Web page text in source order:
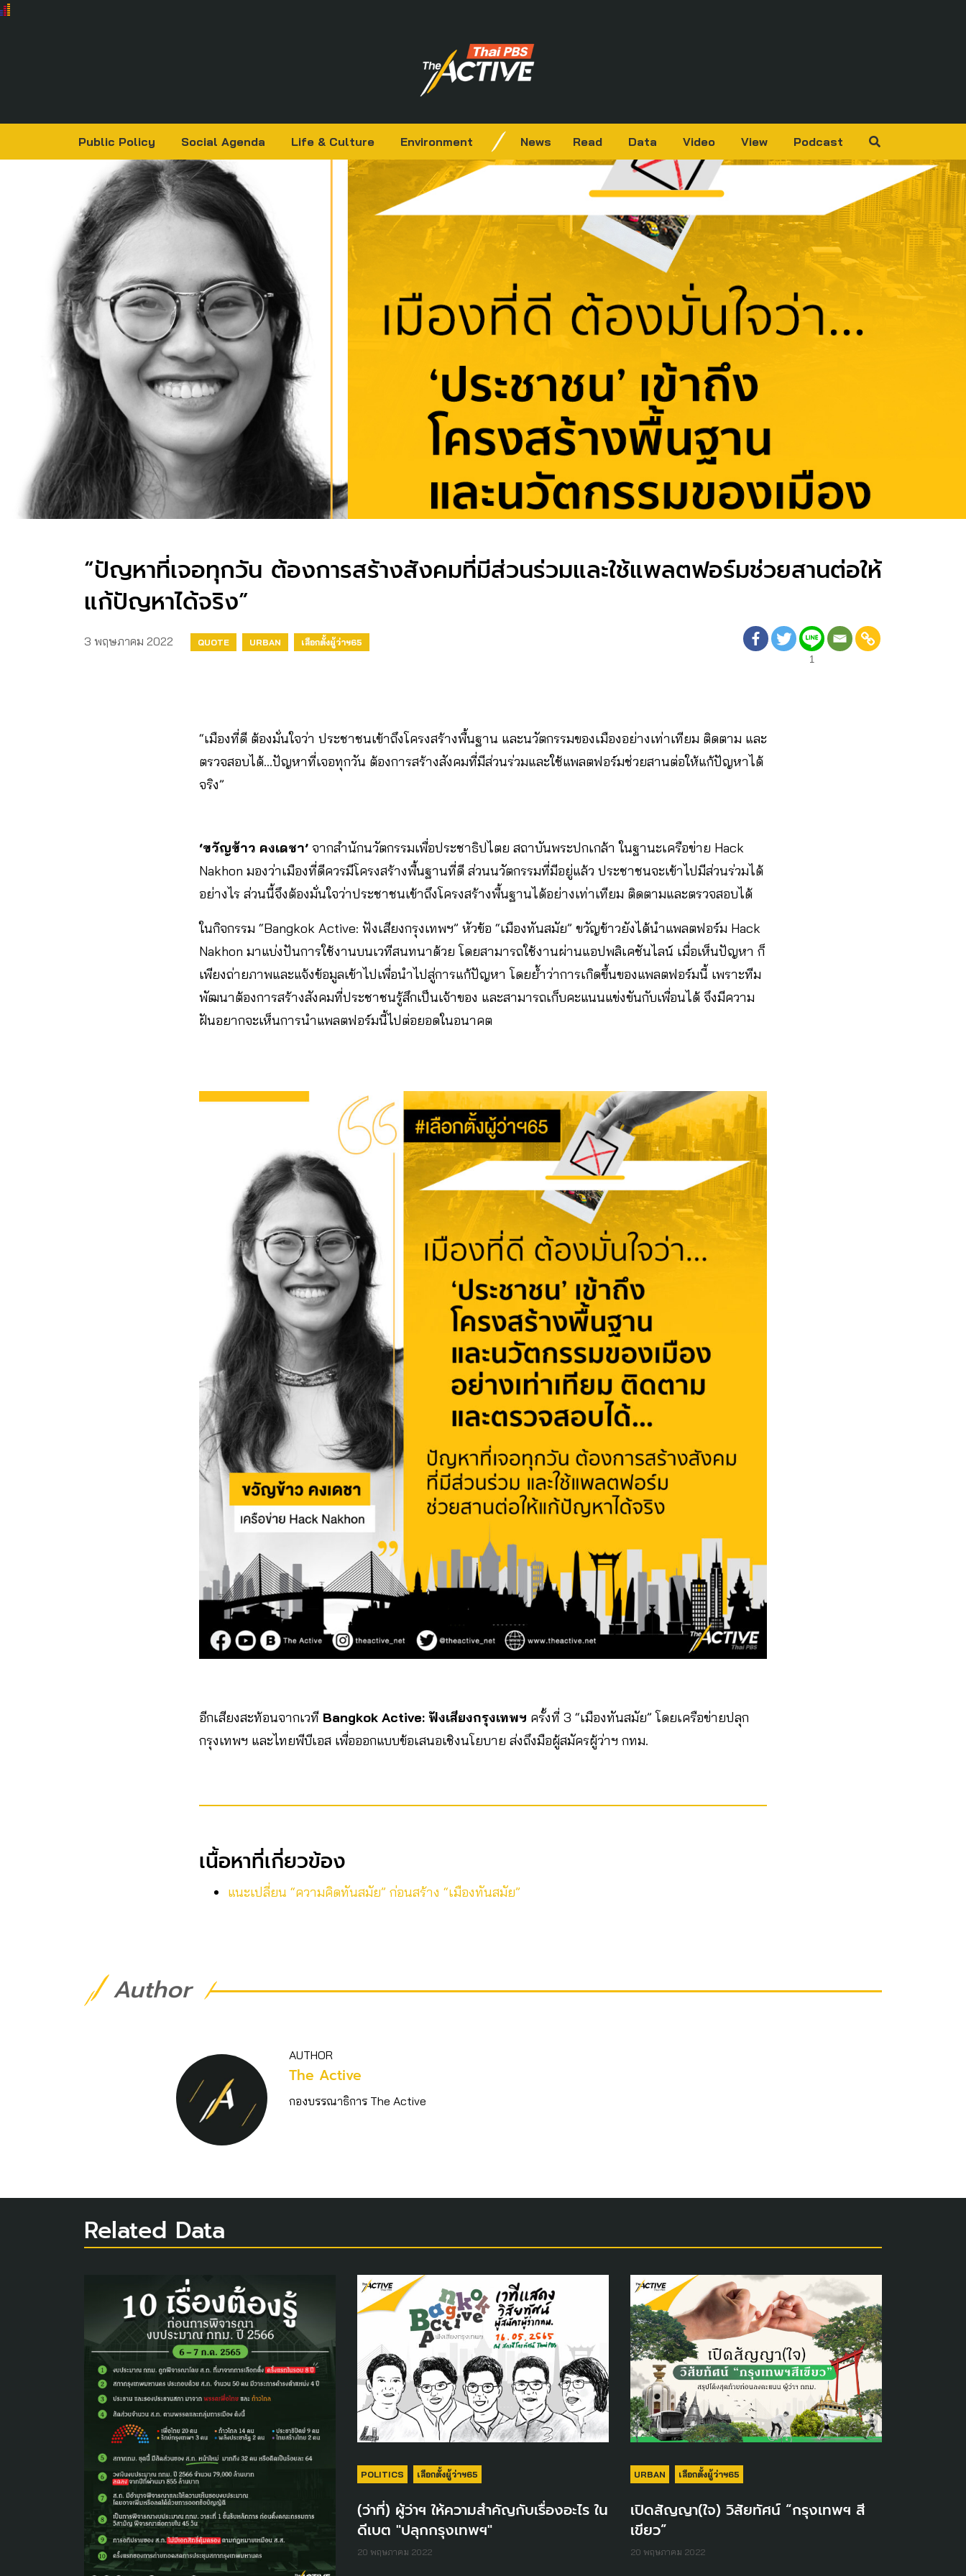
Public Policy Social Agenda Life & Culture Environment News Read Data Video View Podcast
“ปัญหาที่เจอทุกวัน ต้องการสร้างสังคมที่มีส่วนร่วมและใช้แพลตฟอร์มช่วยสานต่อให้
แก้ปัญหาได้จริง”
3 พฤษภาคม 2022 QUOTE URBAN
เลือกตั้งผู้ว่าฯ65
1
“เมืองที่ดี ต้องมั่นใจว่า ประชาชนเข้าถึงโครงสร้างพื้นฐาน และนวัตกรรมของเมืองอย่างเท่าเทียม ติดตาม และ
ตรวจสอบได้…ปัญหาที่เจอทุกวัน ต้องการสร้างสังคมที่มีส่วนร่วมและใช้แพลตฟอร์มช่วยสานต่อให้แก้ปัญหาได้
จริง”
‘ขวัญข้าว คงเดชา’ จากสำนักนวัตกรรมเพื่อประชาธิปไตย สถาบันพระปกเกล้า ในฐานะเครือข่าย Hack
Nakhon มองว่าเมืองที่ดีควรมีโครงสร้างพื้นฐานที่ดี ส่วนนวัตกรรมที่มีอยู่แล้ว ประชาชนจะเข้าไปมีส่วนร่วมได้
อย่างไร ส่วนนี้จึงต้องมั่นใจว่าประชาชนเข้าถึงโครงสร้างพื้นฐานได้อย่างเท่าเทียม ติดตามและตรวจสอบได้
ในกิจกรรม “Bangkok Active: ฟังเสียงกรุงเทพฯ” หัวข้อ “เมืองทันสมัย” ขวัญข้าวยังได้นำแพลตฟอร์ม Hack
Nakhon มาแบ่งปันการใช้งานบนเวทีสนทนาด้วย โดยสามารถใช้งานผ่านแอปพลิเคชันไลน์ เมื่อเห็นปัญหา ก็
เพียงถ่ายภาพและแจ้งข้อมูลเข้าไปเพื่อนำไปสู่การแก้ปัญหา โดยย้ำว่าการเกิดขึ้นของแพลตฟอร์มนี้ เพราะทีม
พัฒนาต้องการสร้างสังคมที่ประชาชนรู้สึกเป็นเจ้าของ และสามารถเก็บคะแนนแข่งขันกับเพื่อนได้ จึงมีความ
ฝันอยากจะเห็นการนำแพลตฟอร์มนี้ไปต่อยอดในอนาคต
อีกเสียงสะท้อนจากเวที Bangkok Active: ฟังเสียงกรุงเทพฯ ครั้งที่ 3 “เมืองทันสมัย” โดยเครือข่ายปลุก
กรุงเทพฯ และไทยพีบีเอส เพื่อออกแบบข้อเสนอเชิงนโยบาย ส่งถึงมือผู้สมัครผู้ว่าฯ กทม.
เนื้อหาที่เกี่ยวข้อง
แนะเปลี่ยน “ความคิดทันสมัย” ก่อนสร้าง “เมืองทันสมัย”
Author
AUTHOR
The Active
กองบรรณาธิการ The Active
Related Data
POLITICS เลือกตั้งผู้ว่าฯ65
(ว่าที่) ผู้ว่าฯ ให้ความสำคัญกับเรื่องอะไร ใน
ดีเบต "ปลุกกรุงเทพฯ"
20 พฤษภาคม 2022
URBAN เลือกตั้งผู้ว่าฯ65
เปิดสัญญา(ใจ) วิสัยทัศน์ “กรุงเทพฯ สี
เขียว”
20 พฤษภาคม 2022